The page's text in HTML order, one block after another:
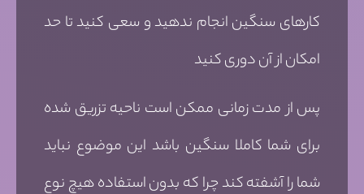
کارهای سنگین انجام ندهید و سعی کنید تا حد
امکان از آن دوری کنید
پس از مدت زمانی ممکن است ناحیه تزریق شده
برای شما کاملا سنگین باشد این موضوع نباید
شما را آشفته کند چرا که بدون استفاده هیچ نوع